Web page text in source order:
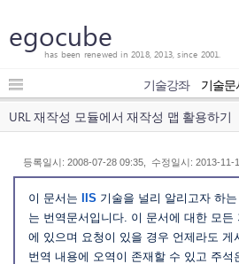
egocube
has been renewed in 2018, 2013, since 2001.
기술강좌 기술문
URL 재작성 모듈에서 재작성 맵 활용하기
등록일시: 2008-07-28 09:35, 수정일시: 2013-11-
이 문서는 IIS 기술을 널리 알리고자 하
는 번역문서입니다. 이 문서에 대한 모든
에 있으며 요청이 있을 경우 언제라도 게
번역 내용에 오역이 존재할 수 있고 주석